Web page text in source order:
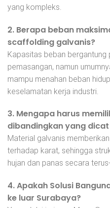
yang kompleks.
2. Berapa beban
scaffolding galvanis?
Kapasitas beban
pemasangan, namun
mampu menahan beban
keselamatan kerja industri.
3. Mengapa harus
dibandingkan yang
Material galvanis
terhadap karat, sehingga
hujan dan panas secara
4. Apakah Solusi
ke luar Surabaya?